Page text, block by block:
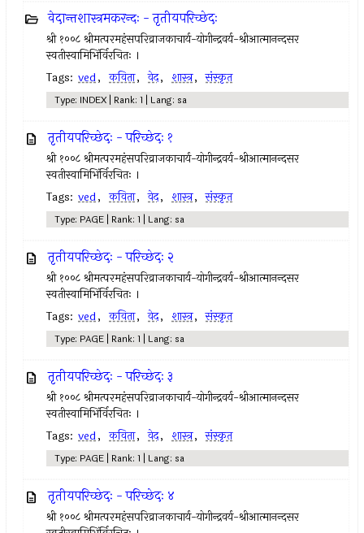
वेदान्तशास्त्रमकरन्दः - तृतीयपरिच्छेदः
श्री १००८ श्रीमत्परमहंसपरिव्राजकाचार्य-योगीन्द्रवर्य-श्रीआत्मानन्दसर
स्वतीस्वामिभिंर्विरचितः ।
Tags: ved, कविता, वेद, शास्त्र, संस्कृत
Type: INDEX | Rank: 1 | Lang: sa
तृतीयपरिच्छेदः - परिच्छेदः १
श्री १००८ श्रीमत्परमहंसपरिव्राजकाचार्य-योगीन्द्रवर्य-श्रीआत्मानन्दसर
स्वतीस्वामिभिंर्विरचितः ।
Tags: ved, कविता, वेद, शास्त्र, संस्कृत
Type: PAGE | Rank: 1 | Lang: sa
तृतीयपरिच्छेदः - परिच्छेदः २
श्री १००८ श्रीमत्परमहंसपरिव्राजकाचार्य-योगीन्द्रवर्य-श्रीआत्मानन्दसर
स्वतीस्वामिभिंर्विरचितः ।
Tags: ved, कविता, वेद, शास्त्र, संस्कृत
Type: PAGE | Rank: 1 | Lang: sa
तृतीयपरिच्छेदः - परिच्छेदः ३
श्री १००८ श्रीमत्परमहंसपरिव्राजकाचार्य-योगीन्द्रवर्य-श्रीआत्मानन्दसर
स्वतीस्वामिभिंर्विरचितः ।
Tags: ved, कविता, वेद, शास्त्र, संस्कृत
Type: PAGE | Rank: 1 | Lang: sa
तृतीयपरिच्छेदः - परिच्छेदः ४
श्री १००८ श्रीमत्परमहंसपरिव्राजकाचार्य-योगीन्द्रवर्य-श्रीआत्मानन्दसर